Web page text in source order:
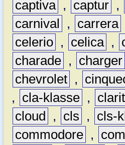
captiva , captur ,
carnival
, carrera
celerio , celica ,
charade , charger
chevrolet ,
,
cla-klasse ,
cloud
, cls , cls-
commodore ,